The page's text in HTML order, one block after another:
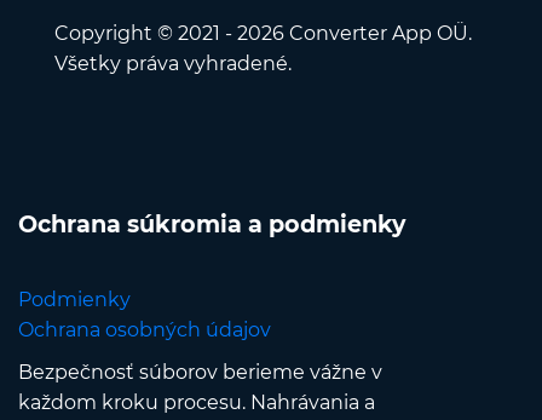
Copyright © 2021 - 2026 Converter App OÜ.
Všetky práva vyhradené.
Ochrana súkromia a podmienky
Podmienky
Ochrana osobných údajov
Bezpečnosť súborov berieme vážne v
každom kroku procesu. Nahrávania a